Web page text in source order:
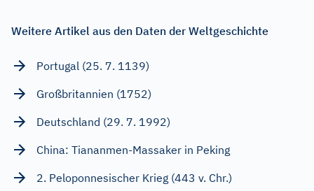
Weitere Artikel aus den Daten der Weltgeschichte
Portugal (25. 7. 1139)
Großbritannien (1752)
Deutschland (29. 7. 1992)
China: Tiananmen-Massaker in Peking
2. Peloponnesischer Krieg (443 v. Chr.)